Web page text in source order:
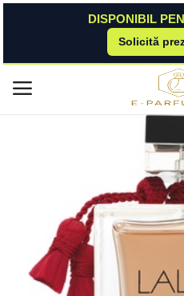
DISPONIBIL
Solicită
Meniu principal
Listă de dorințe
Contact
Blog
Lalique Le Parfum eau de Parfum